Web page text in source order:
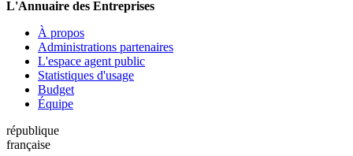
L'Annuaire des Entreprises
À propos
Administrations partenaires
L'espace agent public
Statistiques d'usage
Budget
Équipe
république
française